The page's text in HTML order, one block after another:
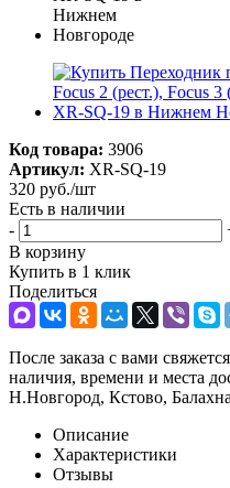
Код товара: 3906
Артикул: XR-SQ-19
320 руб./шт
Есть в наличии
-
В корзину
Купить в 1 клик
Поделиться
После заказа с вами
наличия, времени и места
Н.Новгород, Кстово,
Описание
Характеристики
Отзывы